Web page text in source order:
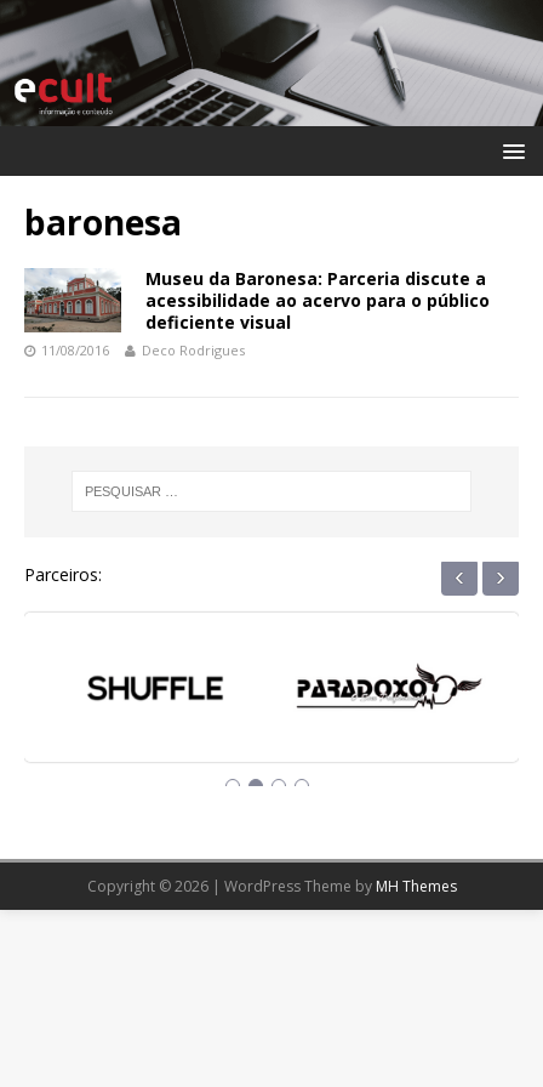
baronesa
Museu da Baronesa: Parceria discute a
acessibilidade ao acervo para o público
deficiente visual
11/08/2016 Deco Rodrigues
Parceiros: ‹ ›
Copyright © 2026 | WordPress Theme by MH Themes